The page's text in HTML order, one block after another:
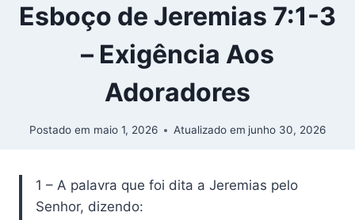
Esboço de Jeremias 7:1-3
– Exigência Aos
Adoradores
Postado em maio 1, 2026 Atualizado em junho 30, 2026
1 – A palavra que foi dita a Jeremias pelo
Senhor, dizendo: